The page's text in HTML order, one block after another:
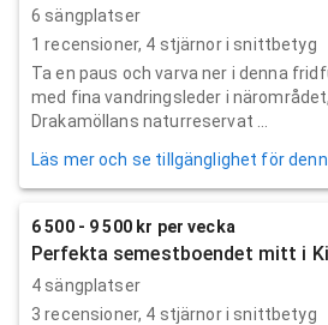
6 sängplatser
1 recensioner, 4 stjärnor i snittbetyg
Ta en paus och varva ner i denna
med fina vandringsleder i
Drakamöllans naturreservat ...
Läs mer och se tillgänglighet för
6 500 - 9 500 kr per vecka
Perfekta semestboendet mitt i
4 sängplatser
3 recensioner, 4 stjärnor i snittbetyg